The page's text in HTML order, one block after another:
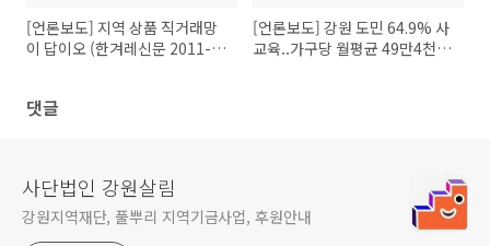
[언론보도] 지역 상품 직거래망
이 답이오 (한겨레신문 2011-
[언론보도] 강원 도민 64.9% 사
교육..가구당 월평균 49만4천원
댓글
사단법인 강원살림
강원지역재단, 풀뿌리 지역기금사업, 후원안내